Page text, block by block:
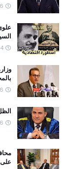
7/
على